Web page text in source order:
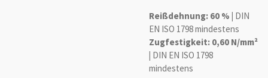
Reißdehnung: 60 % | DIN
EN ISO 1798​ mindestens
Zugfestigkeit: 0,60 N/mm²
| DIN EN ISO 1798​
mindestens